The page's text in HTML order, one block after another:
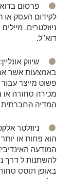
פרסום
לקידום העסק או
ניוזלטרים,
דוא"ל.
שיווק
באמצעות אשר
פשוט מייצר עבור
מכירה סחורה או
המדיה החברתית
ניוזלטר
הוא פחות או
המודעה
להשתנות ל דרך
באופן תוסס